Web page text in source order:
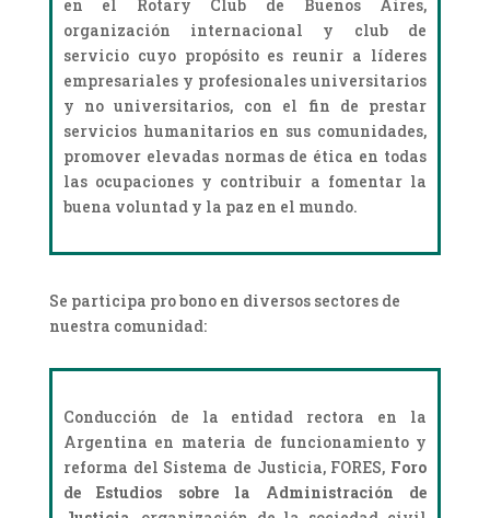
en el Rotary Club de Buenos Aires,
organización internacional y club de
servicio cuyo propósito es reunir a líderes
empresariales y profesionales universitarios
y no universitarios, con el fin de prestar
servicios humanitarios en sus comunidades,
promover elevadas normas de ética en todas
las ocupaciones y contribuir a fomentar la
buena voluntad y la paz en el mundo.
Se participa pro bono en diversos sectores de
nuestra comunidad:
Conducción de la entidad rectora en la
Argentina en materia de funcionamiento y
reforma del Sistema de Justicia, FORES, Foro
de Estudios sobre la Administración de